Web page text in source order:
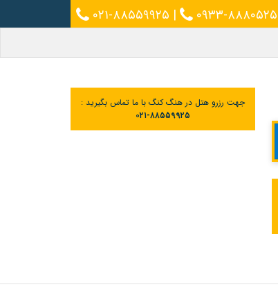
۰۲۱-۸۸۵۵۹۹۲۵ | ۰۹۳۳-۸۸۸۰۵۲۵
جهت رزرو هتل در هنگ کنگ با ما تماس بگیرید :
۰۲۱-۸۸۵۵۹۹۲۵